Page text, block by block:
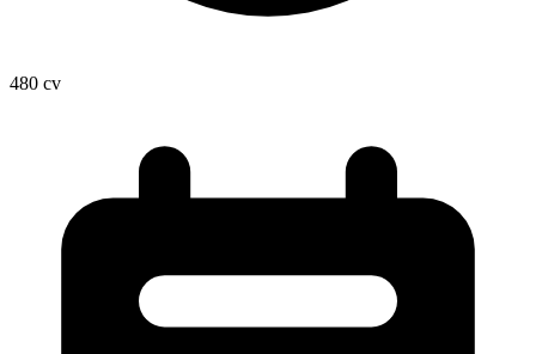
480 cv